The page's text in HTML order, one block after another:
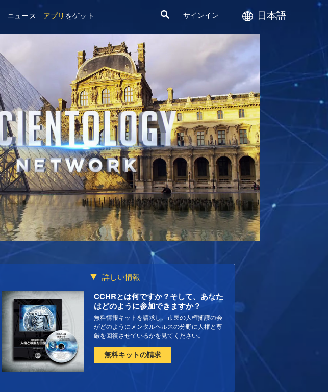
ニュース アプリ をゲット サインイン 日本語
詳しい情報
CCHRとは何ですか？そして、あなた
はどのように参加できますか？
無料情報キットを請求し、市民の人権擁護の会
がどのようにメンタルヘルスの分野に人権と尊
厳を回復させているかを見てください。
無料キットの請求